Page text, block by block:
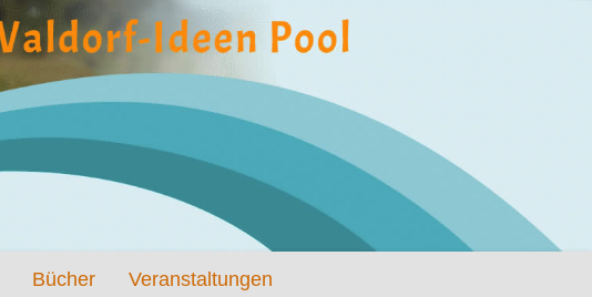
Bücher Veranstaltungen